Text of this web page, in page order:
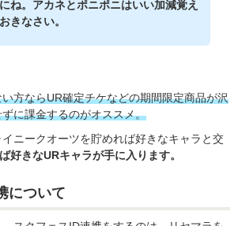
ね。アカネとポニポニはいい加減覚え
きなさい。
方ならUR確定チケなどの期間限定商品が沢
に課金するのがオススメ。
ニークオーツを貯めれば好きなキャラと交
好きなURキャラが手に入ります。
について